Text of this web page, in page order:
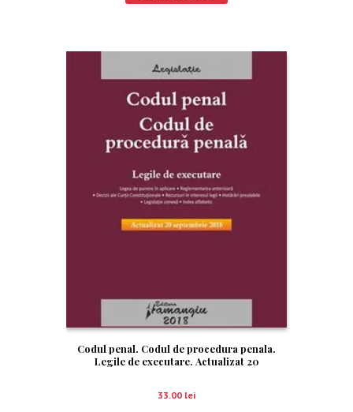
Codul penal. Codul de procedura penala.
Legile de executare. Actualizat 20
33.00 lei